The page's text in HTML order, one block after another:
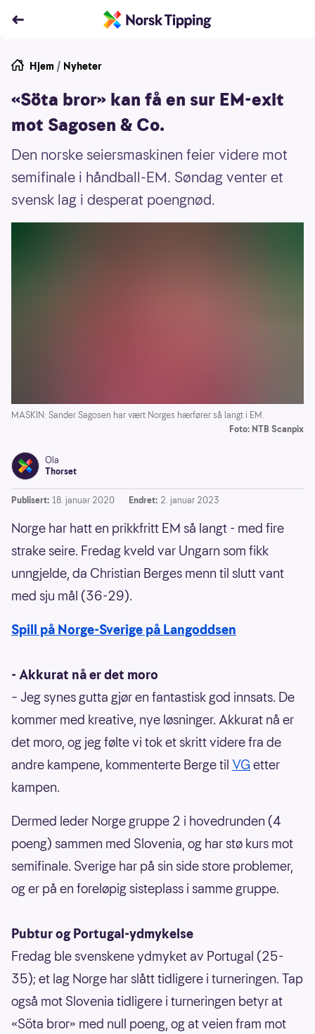
Hjem / Nyheter
«Söta bror» kan få en sur EM-exit
mot Sagosen & Co.
Den norske seiersmaskinen feier videre mot
semifinale i håndball-EM. Søndag venter et
svensk lag i desperat poengnød.
MASKIN: Sander Sagosen har vært Norges hærfører så langt i EM.
Foto: NTB Scanpix
Ola
Thorset
Publisert: 18. januar 2020 Endret: 2. januar 2023
Norge har hatt en prikkfritt EM så langt - med fire
strake seire. Fredag kveld var Ungarn som fikk
unngjelde, da Christian Berges menn til slutt vant
med sju mål (36-29).
Spill på Norge-Sverige på Langoddsen
- Akkurat nå er det moro
– Jeg synes gutta gjør en fantastisk god innsats. De
kommer med kreative, nye løsninger. Akkurat nå er
det moro, og jeg følte vi tok et skritt videre fra de
andre kampene, kommenterte Berge til VG etter
kampen.
Dermed leder Norge gruppe 2 i hovedrunden (4
poeng) sammen med Slovenia, og har stø kurs mot
semifinale. Sverige har på sin side store problemer,
og er på en foreløpig sisteplass i samme gruppe.
Pubtur og Portugal-ydmykelse
Fredag ble svenskene ydmyket av Portugal (25-
35); et lag Norge har slått tidligere i turneringen. Tap
også mot Slovenia tidligere i turneringen betyr at
«Söta bror» med null poeng, og at veien fram mot